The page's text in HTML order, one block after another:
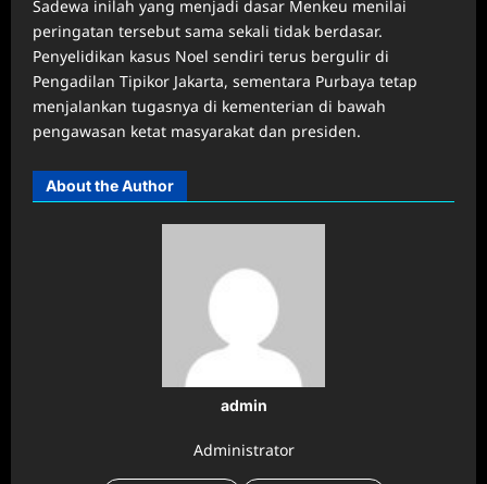
Sadewa inilah yang menjadi dasar Menkeu menilai
peringatan tersebut sama sekali tidak berdasar.
Penyelidikan kasus Noel sendiri terus bergulir di
Pengadilan Tipikor Jakarta, sementara Purbaya tetap
menjalankan tugasnya di kementerian di bawah
pengawasan ketat masyarakat dan presiden.
About the Author
admin
Administrator